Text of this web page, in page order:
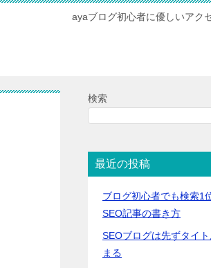
ayaブログ初心者に優しいアク
検索
最近の投稿
ブログ初心者でも検索1
SEO記事の書き方
SEOブログは先ずタイ
まる